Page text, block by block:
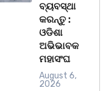
ବ୍ୟବସ୍ଥା
କରନ୍ତୁ :
ଓଡିଶା
ଅଭିଭାବକ
ମହାସଂଘ
August 6,
2026